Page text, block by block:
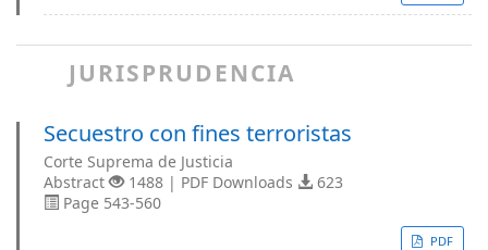
JURISPRUDENCIA
Secuestro con fines terroristas
Corte Suprema de Justicia
Abstract
1488 | PDF Downloads
623
Page 543-560
PDF